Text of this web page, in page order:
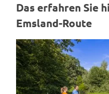
Das erfahren Sie
Emsland-Route